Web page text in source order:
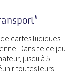
cartes ludiques
Dans ce ce jeu
jusqu'à 5
toutes leurs